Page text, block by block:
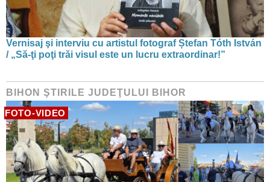
Vernisaj şi interviu cu artistul fotograf Ștefan Tóth István
/ „Să-ţi poţi trăi visul este un lucru extraordinar!”
BIHON ŞTIRILE JUDEŢULUI BIHOR
FOTO-VIDEO